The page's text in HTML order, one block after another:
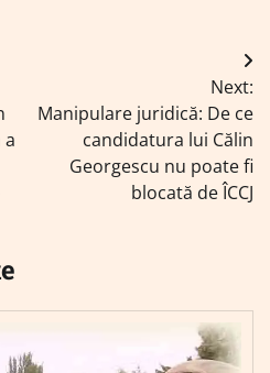
a
Next:
Manipulare juridică: De ce
candidatura lui Călin
Georgescu nu poate fi
blocată de ÎCCJ